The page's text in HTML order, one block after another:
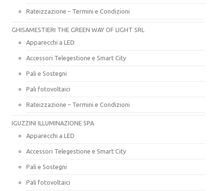
Rateizzazione – Termini e Condizioni
GHISAMESTIERI THE GREEN WAY OF LIGHT SRL
Apparecchi a LED
Accessori Telegestione e Smart City
Pali e Sostegni
Pali fotovoltaici
Rateizzazione – Termini e Condizioni
IGUZZINI ILLUMINAZIONE SPA
Apparecchi a LED
Accessori Telegestione e Smart City
Pali e Sostegni
Pali fotovoltaici